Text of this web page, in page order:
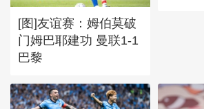
[图]友谊赛：姆伯莫破
门姆巴耶建功 曼联1-1
巴黎